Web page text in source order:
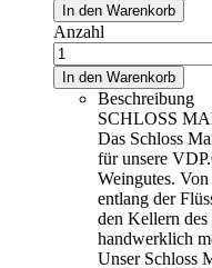
In den Warenkorb
Anzahl
In den Warenkorb
Beschreibung
SCHLOSS
Das Schloss
für unsere
Weingutes.
entlang der
den Kellern des
handwerklich
Unser Schloss